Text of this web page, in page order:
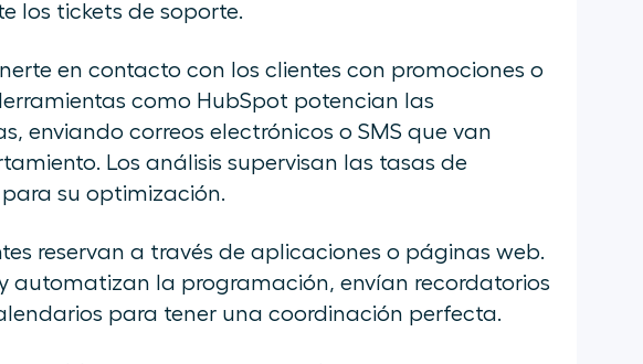
los tickets de soporte.
en contacto con los clientes con promociones o
como HubSpot potencian las
enviando correos electrónicos o SMS que van
Los análisis supervisan las tasas de
su optimización.
reservan a través de aplicaciones o páginas web.
automatizan la programación, envían recordatorios
para tener una coordinación perfecta.